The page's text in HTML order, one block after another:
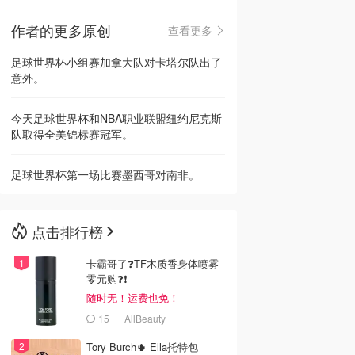
🇳🇿新西兰
作者的更多原创
查看更多
足球世界杯小组赛加拿大队对卡塔尔队出了
意外。
今天足球世界杯和NBA职业联盟纽约尼克斯
队取得全美锦标赛冠军。
足球世界杯第一场比赛墨西哥对南非。
点击排行榜
卡霸哥了❓TF木质香身体喷雾
零元购❓❗
随时无！运费也免！
15 AllBeauty
Tory Burch🌵 Ella托特包